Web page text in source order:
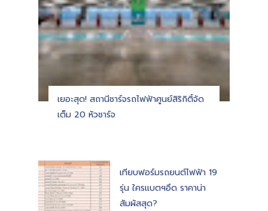
เยอะสุด! สถานีชาร์จรถไฟฟ้าศูนย์สิริกิติ์จัด
เต็ม 20 หัวชาร์จ
เทียบฟอร์มรถยนต์ไฟฟ้า 19
รุ่น ใครแบตฯอึด ราคาน่า
สัมผัสสุด?